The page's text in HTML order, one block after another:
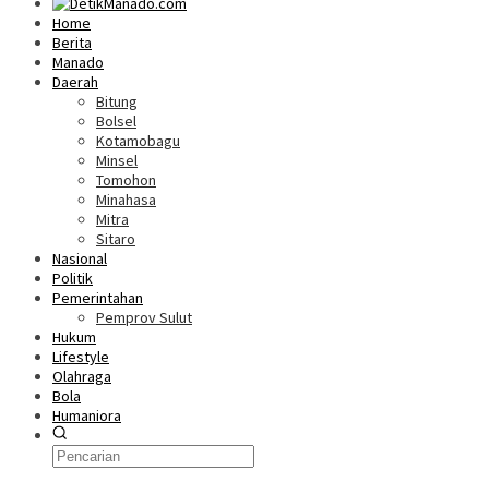
Home
Berita
Manado
Daerah
Bitung
Bolsel
Kotamobagu
Minsel
Tomohon
Minahasa
Mitra
Sitaro
Nasional
Politik
Pemerintahan
Pemprov Sulut
Hukum
Lifestyle
Olahraga
Bola
Humaniora